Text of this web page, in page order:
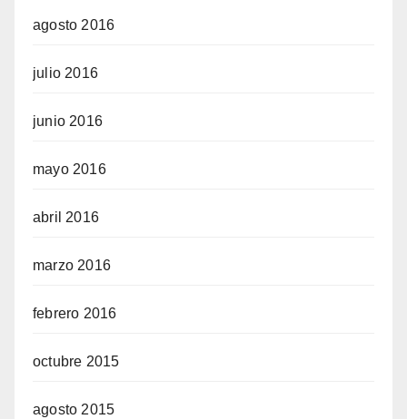
agosto 2016
julio 2016
junio 2016
mayo 2016
abril 2016
marzo 2016
febrero 2016
octubre 2015
agosto 2015